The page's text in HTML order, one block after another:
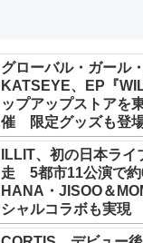
グローバル・ガール
KATSEYE、EP『
ップアップストアを
催 限定グッズも登
ILLIT、初の日本ライ
走 5都市11公演で
HANA・JISOO＆
シャルコラボも実現